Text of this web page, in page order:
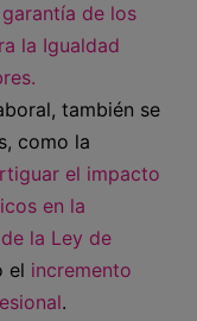
de los
la Igualdad
también se
como la
el impacto
en la
la Ley de
el incremento
.